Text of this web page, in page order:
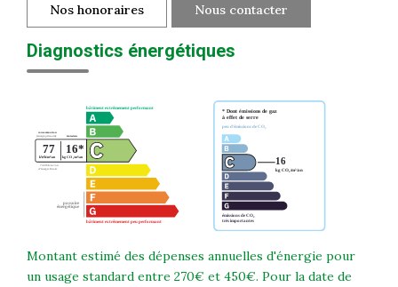
Nos honoraires Nous contacter
Diagnostics énergétiques
Montant estimé des dépenses annuelles d'énergie pour
un usage standard entre 270€ et 450€. Pour la date de